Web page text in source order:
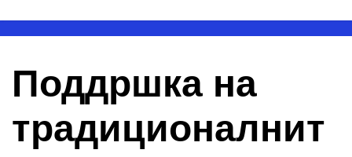
Поддршка на
традиционалнит